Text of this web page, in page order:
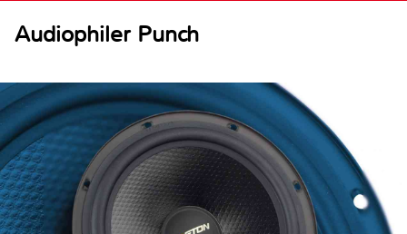
Audiophiler Punch